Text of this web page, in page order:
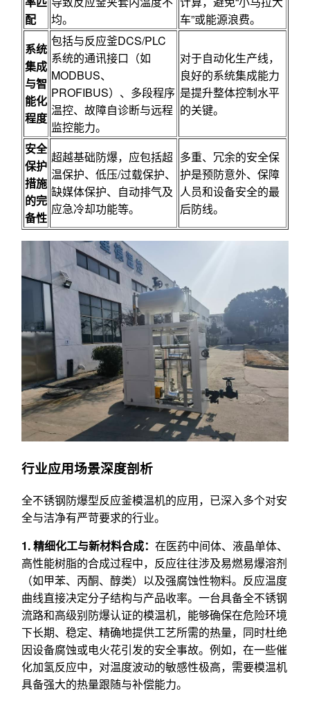
配
均。
车”或能源浪费。
系统
集成
与智
能化
程度
包括与反应釜DCS/PLC
系统的通讯接口（如
MODBUS、
PROFIBUS）、多段程序
温控、故障自诊断与远程
监控能力。
对于自动化生产线，
良好的系统集成能力
是提升整体控制水平
的关键。
安全
保护
措施
的完
备性
超越基础防爆，应包括超
温保护、低压/过载保护、
缺媒体保护、自动排气及
应急冷却功能等。
多重、冗余的安全保
护是预防意外、保障
人员和设备安全的最
后防线。
行业应用场景深度剖析
全不锈钢防爆型反应釜模温机的应用，已深入多个对安
全与洁净有严苛要求的行业。
1. 精细化工与新材料合成： 在医药中间体、液晶单体、
高性能树脂的合成过程中，反应往往涉及易燃易爆溶剂
（如甲苯、丙酮、醇类）以及强腐蚀性物料。反应温度
曲线直接决定分子结构与产品收率。一台具备全不锈钢
流路和高级别防爆认证的模温机，能够确保在危险环境
下长期、稳定、精确地提供工艺所需的热量，同时杜绝
因设备腐蚀或电火花引发的安全事故。例如，在一些催
化加氢反应中，对温度波动的敏感性极高，需要模温机
具备强大的热量跟随与补偿能力。